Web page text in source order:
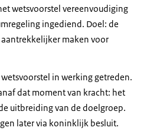
wetsvoorstel vereenvoudiging
ingediend. Doel: de
maken voor
in werking getreden.
dat moment van kracht: het
uitbreiding van de doelgroep.
later via koninklijk besluit.